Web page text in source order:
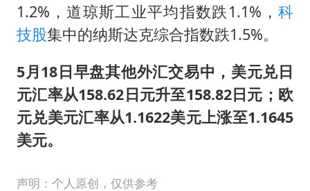
1.2%，道琼斯工业平均指数跌1.1%，科
技股集中的纳斯达克综合指数跌1.5%。
5月18日早盘其他外汇交易中，美元兑日
元汇率从158.62日元升至158.82日元；欧
元兑美元汇率从1.1622美元上涨至1.1645
美元。
声明：个人原创，仅供参考